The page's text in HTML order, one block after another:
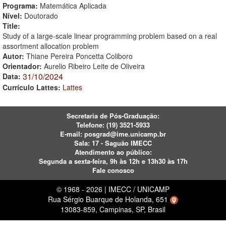
Programa: Matemática Aplicada
Nível: Doutorado
Title:
Study of a large-scale linear programming problem based on a real
assortment allocation problem
Autor: Thiane Pereira Poncetta Coliboro
Orientador: Aurelio Ribeiro Leite de Oliveira
Data: 31/10/2024
Currículo Lattes: Lattes
Secretaria de Pós-Graduação:
Telefone: (19) 3521-5933
E-mail: posgrad@ime.unicamp.br
Sala: 17 - Saguão IMECC
Atendimento ao público:
Segunda a sexta-feira, 9h às 12h e 13h30 às 17h
Fale conosco
© 1968 - 2026 | IMECC / UNICAMP
Rua Sérgio Buarque de Holanda, 651
13083-859, Campinas, SP, Brasil